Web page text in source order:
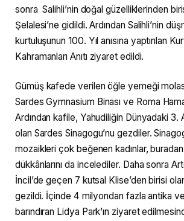
sonra Salihli’nin doğal güzelliklerinden
Şelalesi’ne gidildi. Ardından Salihli’nin
kurtuluşunun 100. Yıl anısına yaptırılan
Kahramanları Anıtı ziyaret edildi.
Gümüş kafede verilen öğle yemeği
Sardes Gymnasium Binası ve Roma
Ardından kafile, Yahudiliğin Dünyadaki 3.
olan Sardes Sinagogu’nu gezdiler.
mozaikleri çok beğenen kadınlar,
dükkânlarını da incelediler. Daha sonra
İncil’de geçen 7 kutsal Klise’den birisi
gezildi. İçinde 4 milyondan fazla antika
barındıran Lidya Park’ın ziyaret